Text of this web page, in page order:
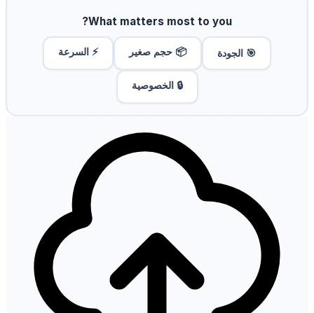
What matters most to you?
🎯 الجودة 📦 حجم صغير ⚡ السرعة
🔒 الخصوصية